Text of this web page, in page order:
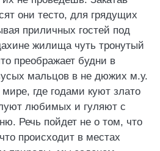
они тесто, для грядущих
приличных гостей под
жилища чуть тронутый
преображает будни в
мальцов в не дюжих м.у.
где годами куют злато
любимых и гуляют с
Речь пойдет не о том, что
происходит в местах